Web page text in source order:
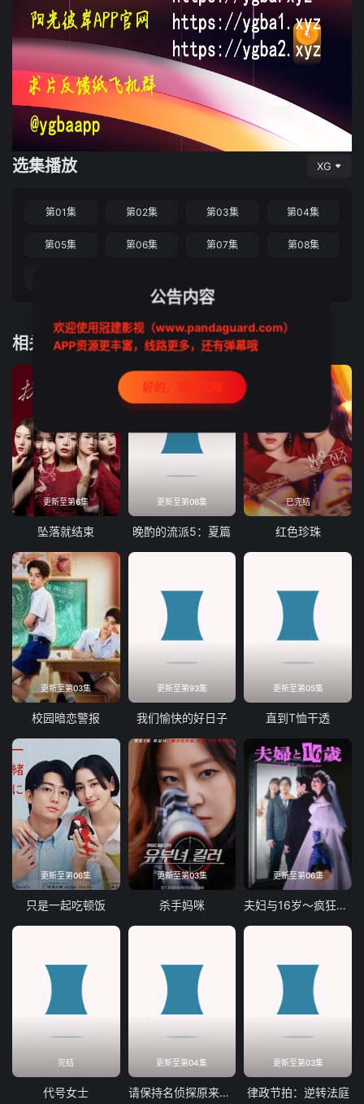
选集播放 XG
第01集 第02集 第03集 第04集
第05集 第06集 第07集 第08集
相关推荐
更新至第6集
坠落就结束
更新至第06集
晚酌的流派5：夏篇
已完结
红色珍珠
更新至第03集
校园暗恋警报
更新至第93集
我们愉快的好日子
更新至第05集
直到T恤干透
更新至第06集
只是一起吃顿饭
更新至第03集
杀手妈咪
更新至第06集
夫妇与16岁～疯狂的邻居～
完结
代号女士
更新至第04集
请保持名侦探原来的样子
更新至第03集
律政节拍：逆转法庭
公告内容
欢迎使用冠建影视（www.pandaguard.com）
APP资源更丰富，线路更多，还有弹幕哦
好的，我记住啦